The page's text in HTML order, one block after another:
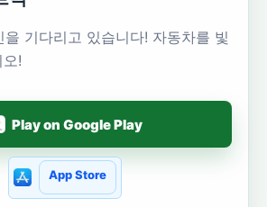
기다리고 있습니다! 자동차를 빛
!
Play on Google Play
App Store